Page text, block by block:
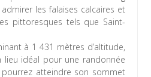
les falaises calcaires et
pittoresques tels que Saint-
à 1 431 mètres d’altitude,
lieu idéal pour une randonnée
atteindre son sommet